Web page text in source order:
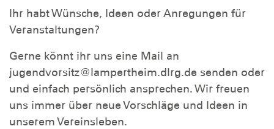
Ihr habt Wünsche, Ideen oder Anregungen für
Veranstaltungen?
Gerne könnt ihr uns eine Mail an
jugendvorsitz@lampertheim.dlrg.de senden oder
und einfach persönlich ansprechen. Wir freuen
uns immer über neue Vorschläge und Ideen in
unserem Vereinsleben.